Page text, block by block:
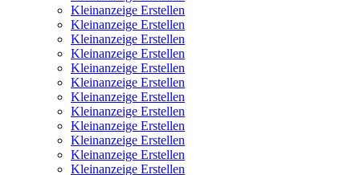
Kleinanzeige Erstellen
Kleinanzeige Erstellen
Kleinanzeige Erstellen
Kleinanzeige Erstellen
Kleinanzeige Erstellen
Kleinanzeige Erstellen
Kleinanzeige Erstellen
Kleinanzeige Erstellen
Kleinanzeige Erstellen
Kleinanzeige Erstellen
Kleinanzeige Erstellen
Kleinanzeige Erstellen